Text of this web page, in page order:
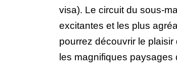
visa). Le circuit du sous-
excitantes et les plus
pourrez découvrir le
les magnifiques paysages